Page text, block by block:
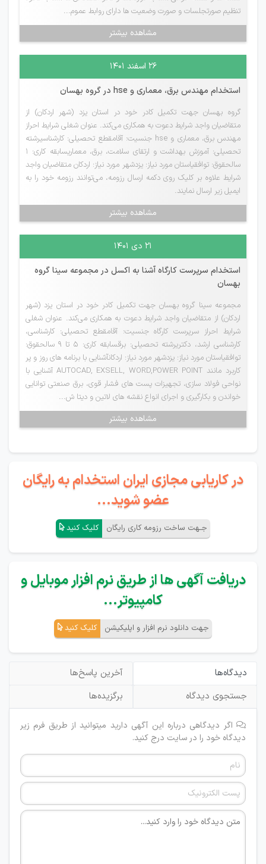
تنظیم صورتجلسات و صورت وضعیت ها دارای روابط عموم...
مشاهده بیشتر
۲۶ اسفند ۱۴۰۱
استخدام مهندس برق، معماری و hse در گروه بهسان
گروه بهسان جهت تکمیل کادر خود در استان یزد (شهر اردکان) از
متقاضیان واجد شرایط دعوت به همکاری می‌کند. عنوان شغلی شرایط احراز
مهندس برق، معماری و hse جنسیت: آقامقطع تحصیلی: کارشناسیرشته
تحصیلی: آموزش بهداشت و ارتقای سلامت، برق، معماریسابقه کاری: 1
سالحقوق: توافقیاستان مورد نیاز: یزدشهر مورد نیاز: اردکان متقاضیان واجد
شرایط علاوه بر کلیک روی دکمه ارسال رزومه، می‌توانند رزومه خود را به
ایمیل زیر ارسال نمایند.
مشاهده بیشتر
۲۱ دی ۱۴۰۱
استخدام سرپرست کارگاه آشنا به اکسل در مجموعه سینا گروه
بهسان
مجموعه سینا گروه بهسان جهت تکمیل کادر خود در استان یزد (شهر
اردکان) از متقاضیان واجد شرایط دعوت به همکاری می‌کند. عنوان شغلی
شرایط احراز سرپرست کارگاه جنسیت: آقامقطع تحصیلی: کارشناسی،
کارشناسی ارشد، دکتریرشته تحصیلی: برقسابقه کاری: ۵ تا ۹ سالحقوق:
توافقیاستان مورد نیاز: یزدشهر مورد نیاز: اردکانآشنایی با برنامه های روز و پر
کاربرد مانند AUTOCAD, EXSELL, WORD,POWER POINT آشنایی با
نواحی فولاد سازی، تجهیزات پست های فشار قوی، برق صنعتی توانایی
خواندن و بکارگیری و اجرای انواع نقشه های لاتین و دیتا ش...
مشاهده بیشتر
در کاریابی مجازی ایران استخدام به رایگان
عضو شوید...
جـهت ساخت رزومه کاری رایگان کلیک کنید
دریافت آگهی ها از طریق نرم افزار موبایل و
کامپیوتر...
جهت دانلود نرم افزار و اپلیکیشن کلیک کنید
دیدگاه‌ها
آخرین پاسخ‌ها
جستجوی دیدگاه
برگزیده‌ها
اگر دیدگاهی درباره این آگهی دارید میتوانید از طریق فرم زیر
دیدگاه خود را در سایت درج کنید.